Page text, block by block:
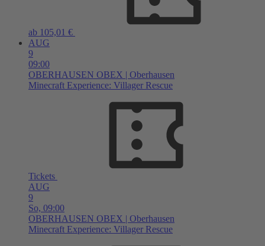
ab 105,01 €
AUG
9
09:00
OBERHAUSEN OBEX | Oberhausen
Minecraft Experience: Villager Rescue
Tickets
AUG
9
So, 09:00
OBERHAUSEN OBEX | Oberhausen
Minecraft Experience: Villager Rescue